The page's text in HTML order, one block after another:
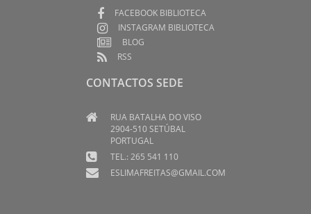
FACEBOOK BIBLIOTECA
INSTAGRAM BIBLIOTECA
BLOG
RSS
CONTACTOS SEDE
RUA BATALHA DO VISO
2904-510 SETÚBAL
PORTUGAL
TEL.: 265 541 110
ESLIMAFREITAS@GMAIL.COM